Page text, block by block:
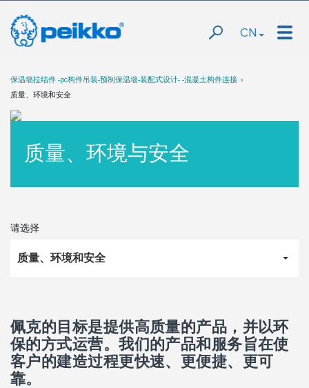
CN
保温墙拉结件 -pc构件吊装-预制保温墙-装配式设计- -混凝土构件连接
质量、环境和安全
质量、环境与安全
请选择
质量、环境和安全
佩克的目标是提供高质量的产品，并以环
保的方式运营。我们的产品和服务旨在使
客户的建造过程更快速、更便捷、更可
靠。